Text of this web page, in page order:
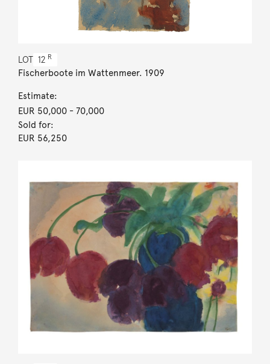
LOT 12 R
Fischerboote im Wattenmeer. 1909
Estimate:
EUR 50,000- 70,000
Sold for:
EUR 56,250